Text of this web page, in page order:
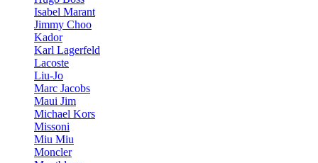
Isabel Marant
Jimmy Choo
Kador
Karl Lagerfeld
Lacoste
Liu-Jo
Marc Jacobs
Maui Jim
Michael Kors
Missoni
Miu Miu
Moncler